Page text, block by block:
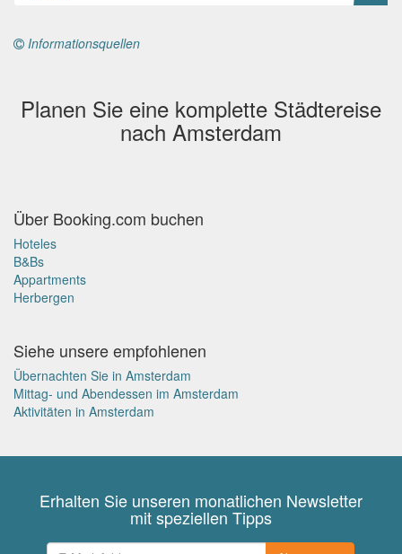
Informationsquellen
Planen Sie eine komplette Städtereise
nach Amsterdam
Über Booking.com buchen
Hoteles
B&Bs
Appartments
Herbergen
Siehe unsere empfohlenen
Übernachten Sie in Amsterdam
Mittag- und Abendessen im Amsterdam
Aktivitäten in Amsterdam
Erhalten Sie unseren monatlichen Newsletter
mit speziellen Tipps